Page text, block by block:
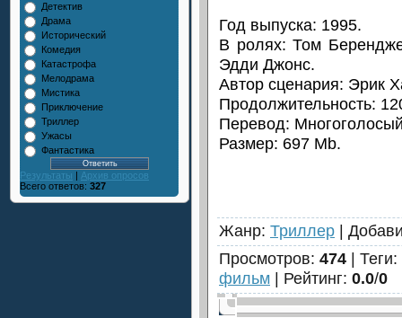
Детектив
Драма
Исторический
Комедия
Катастрофа
Мелодрама
Мистика
Приключение
Триллер
Ужасы
Фантастика
Результаты | Архив опросов
Всего ответов: 327
Год выпуска: 1995.
В ролях: Том
Эдди Джонс.
Автор сценария: Эрик
Продолжительность:
Перевод:
Размер: 697 Mb.
Жанр: Триллер |
Просмотров: 474 | Теги:
фильм | Рейтинг: 0.0/0